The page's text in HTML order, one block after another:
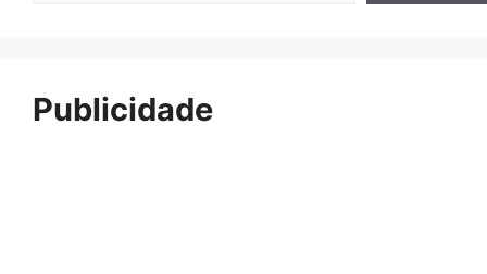
Publicidade